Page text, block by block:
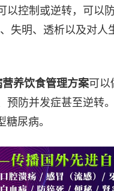
以控制或逆转，可以
失明、透析以及对人
养饮食管理方案可以
预防并发症甚至逆转
尿病。